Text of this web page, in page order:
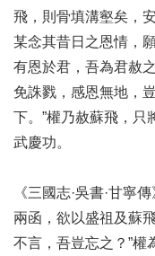
飛，則骨填溝壑矣，
某念其昔日之恩情，
有恩於君，吾為君赦
免誅戮，感恩無地，
下。”權乃赦蘇飛，只
武慶功。
《三國志·吳書·甘寧
兩函，欲以盛祖及蘇
不言，吾豈忘之？”權